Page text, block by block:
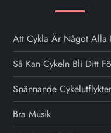
Att Cykla Är Något Alla
Så Kan Cykeln Bli Ditt
Spännande
Bra Musik